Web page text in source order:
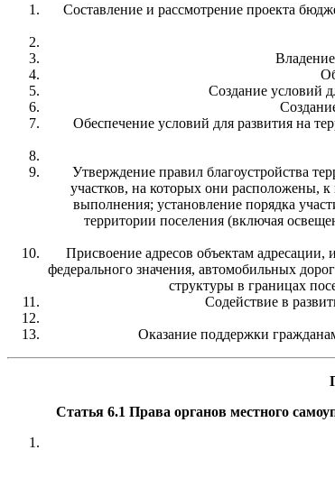
Составление и рассмотрение проекта
Создание условий
Обеспечение условий для развития на
Утверждение правил благоустройства
участков, на которых они расположены,
выполнения; установление порядка
территории поселения (включая
Присвоение адресов объектам
федерального значения, автомобильных
структуры в границах
Содействие в
Оказание поддержки
Статья 6.1 Права органов местного